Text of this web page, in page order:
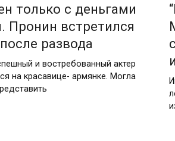
только с деньгами
Пронин встретился
развода
и востребованный актер
на красавице- армянке. Могла